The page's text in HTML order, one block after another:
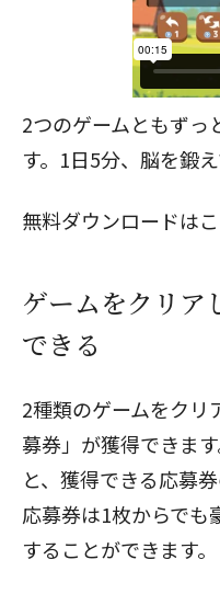
2つのゲームともずっ
す。1日5分、脳を鍛
無料ダウンロードは
ゲームをクリア
できる
2種類のゲームをクリ
募券」が獲得できま
と、獲得できる応募
応募券は1枚からでも
することができます。